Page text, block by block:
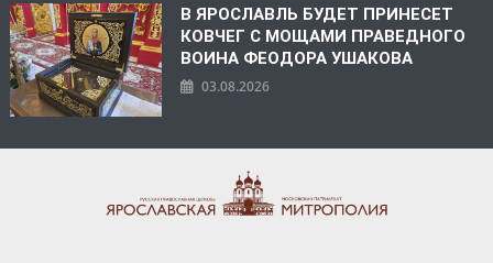
В ЯРОСЛАВЛЬ БУДЕТ ПРИНЕСЕТ
КОВЧЕГ С МОЩАМИ ПРАВЕДНОГО
ВОИНА ФЕОДОРА УШАКОВА
03.08.2026